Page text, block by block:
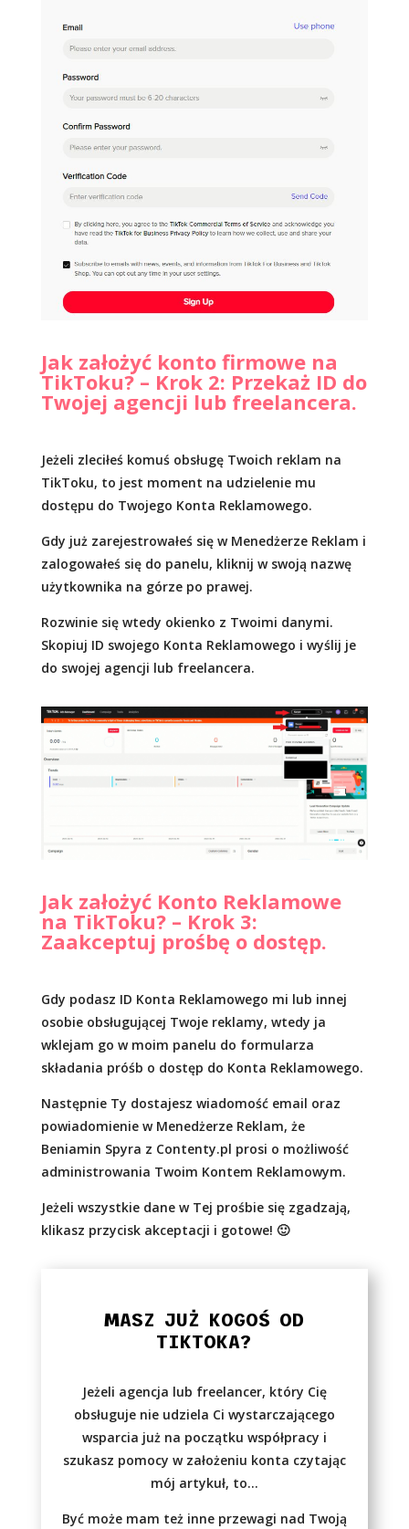
Jak założyć konto firmowe na
TikToku? – Krok 2: Przekaż ID do
Twojej agencji lub freelancera.
Jeżeli zleciłeś komuś obsługę Twoich reklam na
TikToku, to jest moment na udzielenie mu
dostępu do Twojego Konta Reklamowego.
Gdy już zarejestrowałeś się w Menedżerze Reklam i
zalogowałeś się do panelu, kliknij w swoją nazwę
użytkownika na górze po prawej.
Rozwinie się wtedy okienko z Twoimi danymi.
Skopiuj ID swojego Konta Reklamowego i wyślij je
do swojej agencji lub freelancera.
Jak założyć Konto Reklamowe
na TikToku? – Krok 3:
Zaakceptuj prośbę o dostęp.
Gdy podasz ID Konta Reklamowego mi lub innej
osobie obsługującej Twoje reklamy, wtedy ja
wklejam go w moim panelu do formularza
składania próśb o dostęp do Konta Reklamowego.
Następnie Ty dostajesz wiadomość email oraz
powiadomienie w Menedżerze Reklam, że
Beniamin Spyra z Contenty.pl prosi o możliwość
administrowania Twoim Kontem Reklamowym.
Jeżeli wszystkie dane w Tej prośbie się zgadzają,
klikasz przycisk akceptacji i gotowe! 🙂
MASZ JUŻ KOGOŚ OD
TIKTOKA?
Jeżeli agencja lub freelancer, który Cię
obsługuje nie udziela Ci wystarczającego
wsparcia już na początku współpracy i
szukasz pomocy w założeniu konta czytając
mój artykuł, to…
Być może mam też inne przewagi nad Twoją